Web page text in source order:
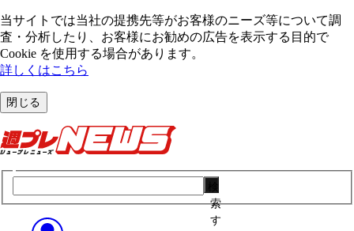
当サイトでは当社の提携先等がお客様のニーズ等について調
査・分析したり、お客様にお勧めの広告を表⽰する⽬的で
Cookie を使⽤する場合があります。
詳しくはこちら
閉じる
索
す